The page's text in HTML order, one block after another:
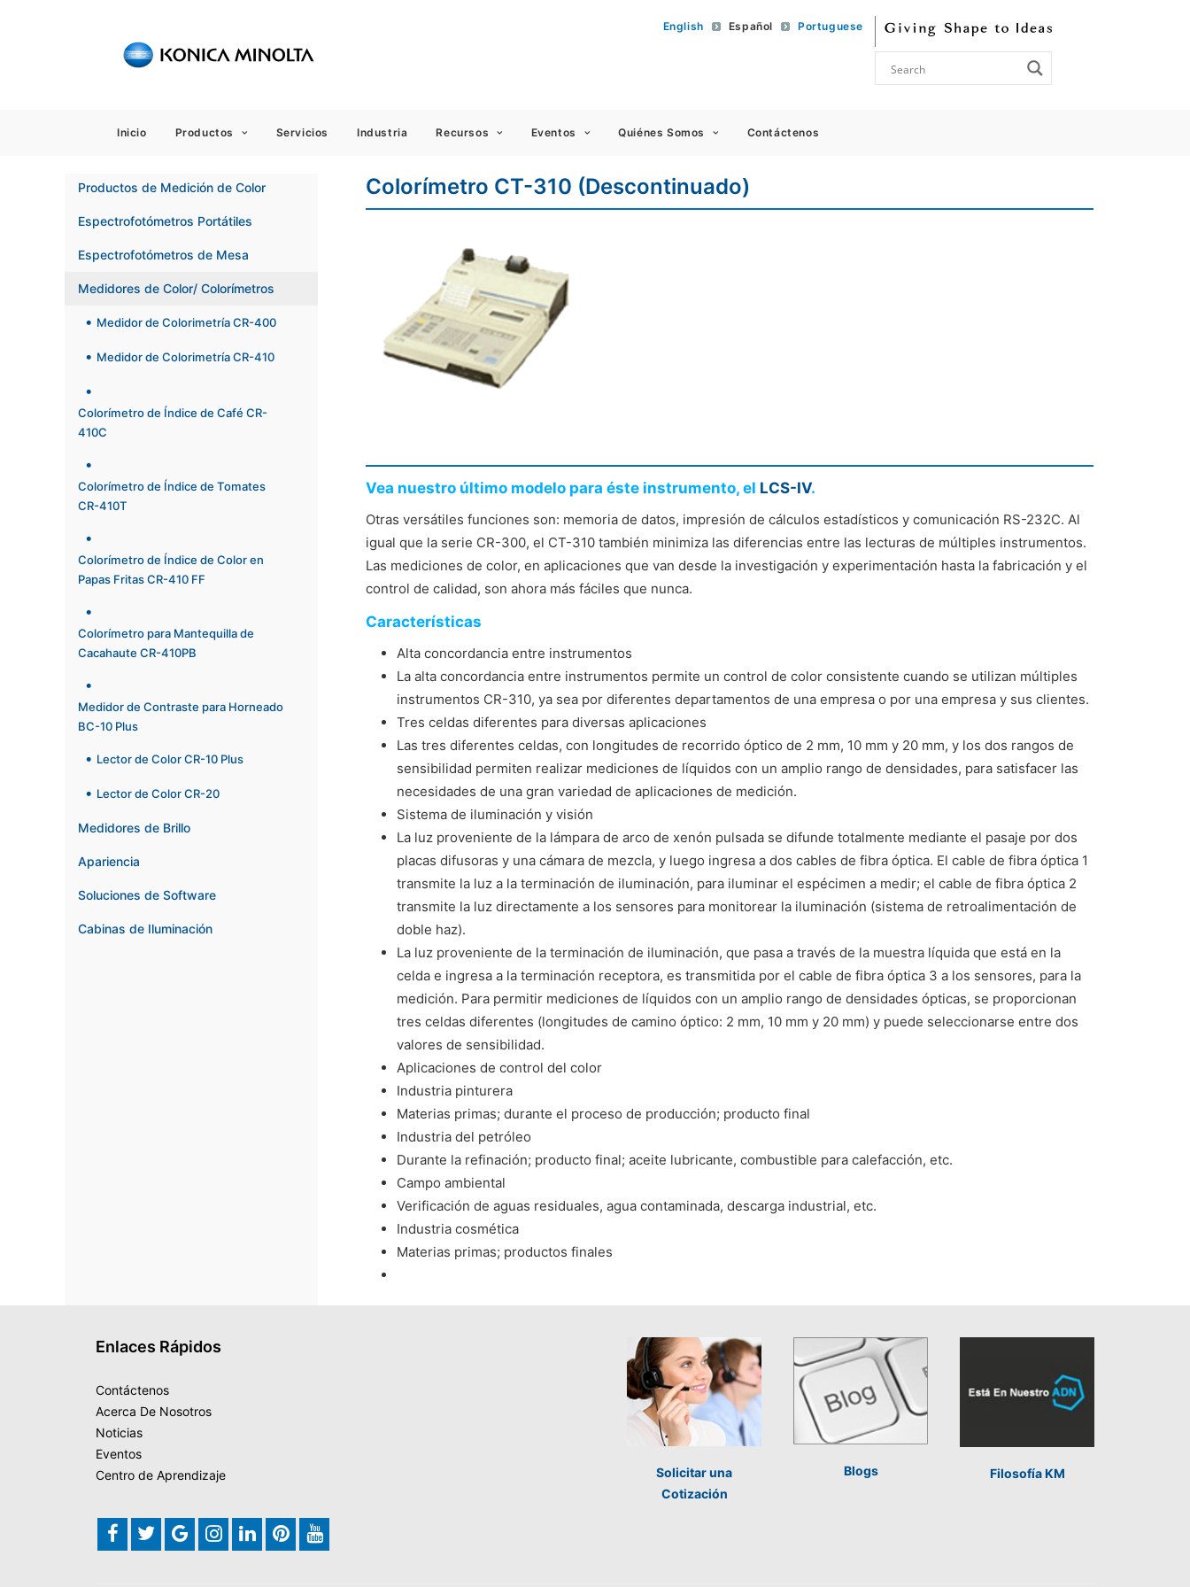
English Español Portuguese
Inicio Productos Servicios Industria Recursos Eventos Quiénes Somos Contáctenos
Productos de Medición de Color
Espectrofotómetros Portátiles
Espectrofotómetros de Mesa
Medidores de Color/ Colorímetros
Medidor de Colorimetría CR-400
Medidor de Colorimetría CR-410
Colorímetro de Índice de Café CR-
410C
Colorímetro de Índice de Tomates
CR-410T
Colorímetro de Índice de Color en
Papas Fritas CR-410 FF
Colorímetro para Mantequilla de
Cacahaute CR-410PB
Medidor de Contraste para Horneado
BC-10 Plus
Lector de Color CR-10 Plus
Lector de Color CR-20
Medidores de Brillo
Apariencia
Soluciones de Software
Cabinas de Iluminación
Colorímetro CT-310 (Descontinuado)
Vea nuestro último modelo para éste instrumento, el LCS-IV.
Otras versátiles funciones son: memoria de datos, impresión de cálculos estadísticos y comunicación RS-232C. Al
igual que la serie CR-300, el CT-310 también minimiza las diferencias entre las lecturas de múltiples instrumentos.
Las mediciones de color, en aplicaciones que van desde la investigación y experimentación hasta la fabricación y el
control de calidad, son ahora más fáciles que nunca.
Características
Alta concordancia entre instrumentos
La alta concordancia entre instrumentos permite un control de color consistente cuando se utilizan múltiples
instrumentos CR-310, ya sea por diferentes departamentos de una empresa o por una empresa y sus clientes.
Tres celdas diferentes para diversas aplicaciones
Las tres diferentes celdas, con longitudes de recorrido óptico de 2 mm, 10 mm y 20 mm, y los dos rangos de
sensibilidad permiten realizar mediciones de líquidos con un amplio rango de densidades, para satisfacer las
necesidades de una gran variedad de aplicaciones de medición.
Sistema de iluminación y visión
La luz proveniente de la lámpara de arco de xenón pulsada se difunde totalmente mediante el pasaje por dos
placas difusoras y una cámara de mezcla, y luego ingresa a dos cables de fibra óptica. El cable de fibra óptica 1
transmite la luz a la terminación de iluminación, para iluminar el espécimen a medir; el cable de fibra óptica 2
transmite la luz directamente a los sensores para monitorear la iluminación (sistema de retroalimentación de
doble haz).
La luz proveniente de la terminación de iluminación, que pasa a través de la muestra líquida que está en la
celda e ingresa a la terminación receptora, es transmitida por el cable de fibra óptica 3 a los sensores, para la
medición. Para permitir mediciones de líquidos con un amplio rango de densidades ópticas, se proporcionan
tres celdas diferentes (longitudes de camino óptico: 2 mm, 10 mm y 20 mm) y puede seleccionarse entre dos
valores de sensibilidad.
Aplicaciones de control del color
Industria pinturera
Materias primas; durante el proceso de producción; producto final
Industria del petróleo
Durante la refinación; producto final; aceite lubricante, combustible para calefacción, etc.
Campo ambiental
Verificación de aguas residuales, agua contaminada, descarga industrial, etc.
Industria cosmética
Materias primas; productos finales
Enlaces Rápidos
Contáctenos
Acerca De Nosotros
Noticias
Eventos
Centro de Aprendizaje
Solicitar una
Cotización
Blogs Filosofía KM